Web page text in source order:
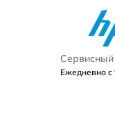
Ежедневно с